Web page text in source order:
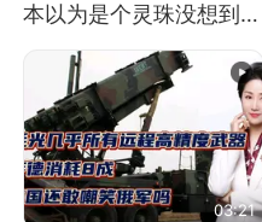
本以为是个灵珠没想到是
03:21